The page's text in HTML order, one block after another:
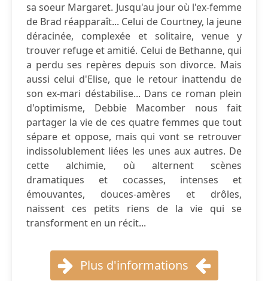
sa soeur Margaret. Jusqu'au jour où l'ex-femme
de Brad réapparaît... Celui de Courtney, la jeune
déracinée, complexée et solitaire, venue y
trouver refuge et amitié. Celui de Bethanne, qui
a perdu ses repères depuis son divorce. Mais
aussi celui d'Elise, que le retour inattendu de
son ex-mari déstabilise... Dans ce roman plein
d'optimisme, Debbie Macomber nous fait
partager la vie de ces quatre femmes que tout
sépare et oppose, mais qui vont se retrouver
indissolublement liées les unes aux autres. De
cette alchimie, où alternent scènes
dramatiques et cocasses, intenses et
émouvantes, douces-amères et drôles,
naissent ces petits riens de la vie qui se
transforment en un récit...
Plus d'informations